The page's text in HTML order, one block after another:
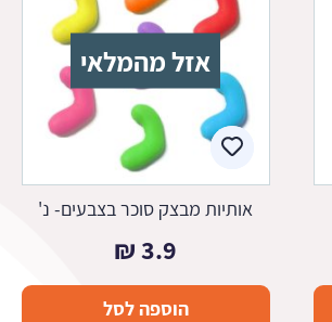
אזל מהמלאי
אותיות מבצק סוכר בצבעים- נ'
3.9
₪
הוספה לסל